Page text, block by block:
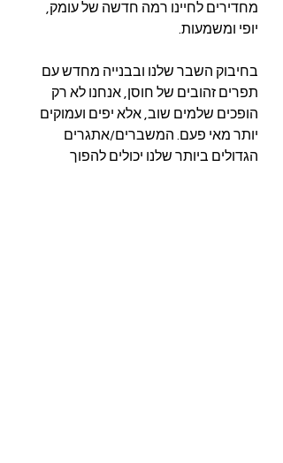
מחדירים לחיינו רמה חדשה של עומק,
יופי ומשמעות.
בחיבוק השבר שלנו ובבנייה מחדש עם
תפרים זהובים של חוסן, אנחנו לא רק
הופכים שלמים שוב, אלא יפים ועמוקים
יותר מאי פעם. המשברים/אתגרים
הגדולים ביותר שלנו יכולים להפוך